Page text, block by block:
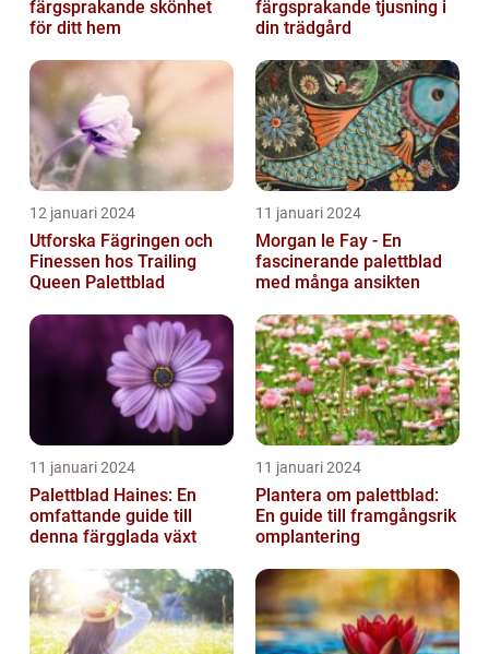
färgsprakande skönhet
för ditt hem
färgsprakande tjusning i
din trädgård
12 januari 2024
Utforska Fägringen och
Finessen hos Trailing
Queen Palettblad
11 januari 2024
Morgan le Fay - En
fascinerande palettblad
med många ansikten
11 januari 2024
Palettblad Haines: En
omfattande guide till
denna färgglada växt
11 januari 2024
Plantera om palettblad:
En guide till framgångsrik
omplantering